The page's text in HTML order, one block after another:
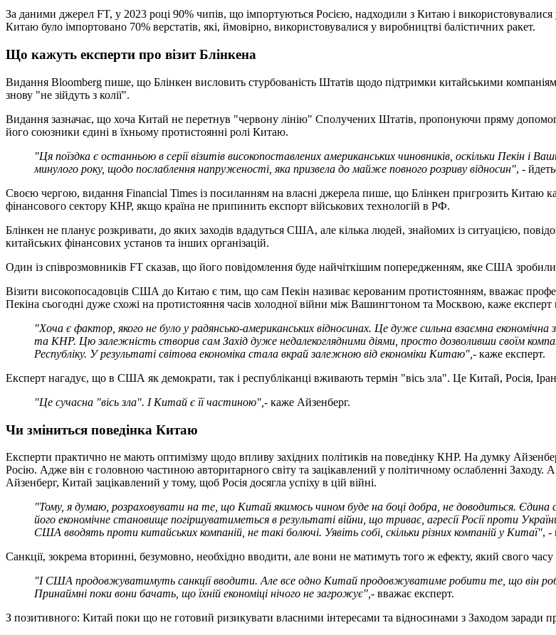
За даними джерел FT, у 2023 році 90% чипів, що імпортуються Росією, надходили з Китаю і використовувалися
Китаю було імпортовано 70% верстатів, які, ймовірно, використовувалися у виробництві балістичних ракет.
Що кажуть експерти про візит Блінкена
Видання Bloomberg пише, що Блінкен висловить стурбованість Штатів щодо підтримки китайськими
знову "не зійдуть з колії".
Видання зазначає, що хоча Китай не перетнув "червону лінію" Сполучених Штатів, пропонуючи пряму
його союзники єдині в їхньому протистоянні ролі Китаю.
"Ця поїздка є останньою в серії візитів високопоставлених американських чиновників, оскільки Пекін і
минулого року, щодо послаблення напруженості, яка призвела до майже повного розриву відносин", -
Своєю чергою, видання Financial Times із посиланням на власні джерела пише, що Блінкен пригрозить Китаю
фінансового сектору КНР, якщо країна не припинить експорт військових технологій в РФ.
Блінкен не планує розкривати, до яких заходів вдадуться США, але кілька людей, знайомих із ситуацією,
китайських фінансових установ та інших організацій.
Один із співрозмовників FT сказав, що його повідомлення буде найчіткішим попередженням, яке США
Візити високопосадовців США до Китаю є тим, що сам Пекін називає керованим протистоянням, вважає
Пекіна сьогодні дуже схожі на протистояння часів холодної війни між Вашингтоном та Москвою, каже
"Хоча є фактор, якого не було у радянсько-американських відносинах. Це дуже сильна взаємна
та КНР. Цю залежність створив сам Захід дуже недалекоглядними діями, просто дозволивши своїм
Республіку. У результаті світова економіка стала вкрай залежною від економіки Китаю", - каже експерт.
Експерт нагадує, що в США як демократи, так і республіканці вживають термін "вісь зла". Це Китай, Росія,
"Це сучасна "вісь зла". І Китай є її частиною", - каже Айзенберг.
Чи зміниться поведінка Китаю
Експерти практично не мають оптимізму щодо впливу західних політиків на поведінку КНР. На думку
Росію. Адже він є головною частиною авторитарного світу та зацікавлений у політичному ослабленні Заходу.
Айзенберг, Китай зацікавлений у тому, щоб Росія досягла успіху в цій війні.
"Тому, я думаю, розраховувати на те, що Китай якимось чином буде на боці добра, не доводиться.
його економічне становище погіршуватиметься в результаті війни, що триває, агресії Росії проти
США вводять проти китайських компаній, не такі болючі. Уявіть собі, скільки різних компаній у Китаї", -
Санкції, зокрема вторинні, безумовно, необхідно вводити, але вони не матимуть того ж ефекту, який свого
"І США продовжуватимуть санкції вводити. Але все одно Китай продовжуватиме робити те, що він
Принаймні поки вони бачать, що їхній економіці нічого не загрожує", - вважає експерт.
З позитивного: Китай поки що не готовий ризикувати власними інтересами та відносинами з Заходом заради